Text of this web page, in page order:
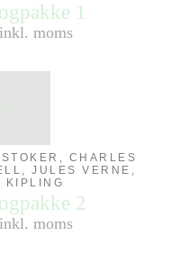
1
inkl. moms
CHARLES
JULES VERNE,
KIPLING
2
inkl. moms